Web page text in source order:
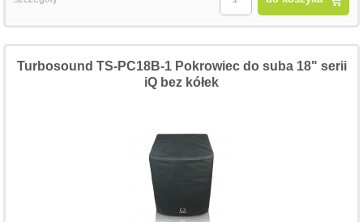
Turbosound TS-PC18B-1 Pokrowiec do suba 18" serii
iQ bez kółek